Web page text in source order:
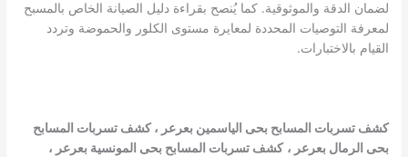
لضمان الدقة والموثوقية. كما يُنصح بقراءة دليل الصيانة الخاص بالمسبح
لمعرفة التوصيات المحددة لمعايرة مستوى الكلور والحموضة وتردد
القيام بالاختبارات.
كشف تسربات المسابح بحى الياسمين بعرعر ،كشف تسربات المسابح
بحى الرمال بعرعر ، كشف تسربات المسابح بحى المونسية بعرعر ،